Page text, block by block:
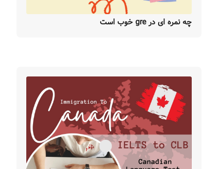
چه نمره ای در gre خوب است